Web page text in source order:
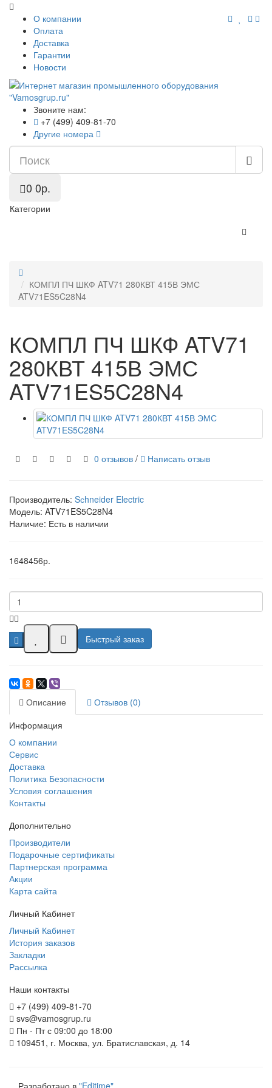
О компании
Оплата
Доставка
Гарантии
Новости
Звоните нам:
+7 (499) 409-81-70
Другие номера
0 0р.
Категории
КОМПЛ ПЧ ШКФ ATV71 280КВТ 415В ЭМС
ATV71ES5C28N4
КОМПЛ ПЧ ШКФ ATV71
280КВТ 415В ЭМС
ATV71ES5C28N4
0 отзывов / Написать отзыв
Производитель: Sсhneider Electric
Модель: ATV71ES5C28N4
Наличие: Есть в наличии
1648456р.
Быстрый заказ
Описание
Отзывов (0)
Информация
О компании
Сервис
Доставка
Политика Безопасности
Условия соглашения
Контакты
Дополнительно
Производители
Подарочные сертификаты
Партнерская программа
Акции
Карта сайта
Личный Кабинет
Личный Кабинет
История заказов
Закладки
Рассылка
Наши контакты
+7 (499) 409-81-70
svs@vamosgrup.ru
Пн - Пт с 09:00 до 18:00
109451, г. Москва, ул. Братиславская, д. 14
Разработано в "Editime"